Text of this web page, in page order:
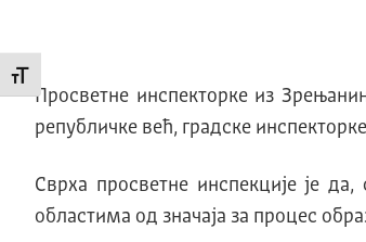
Промени величину слова
Просветне инспекторке из
републичке већ, градске
Сврха просветне инспекције је
областима од значаја за процес